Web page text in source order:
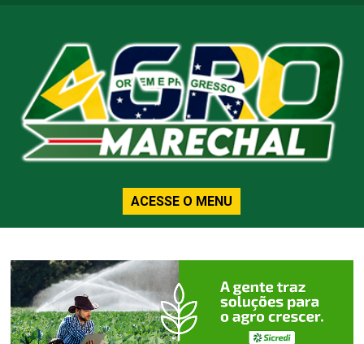
ACESSE O MENU